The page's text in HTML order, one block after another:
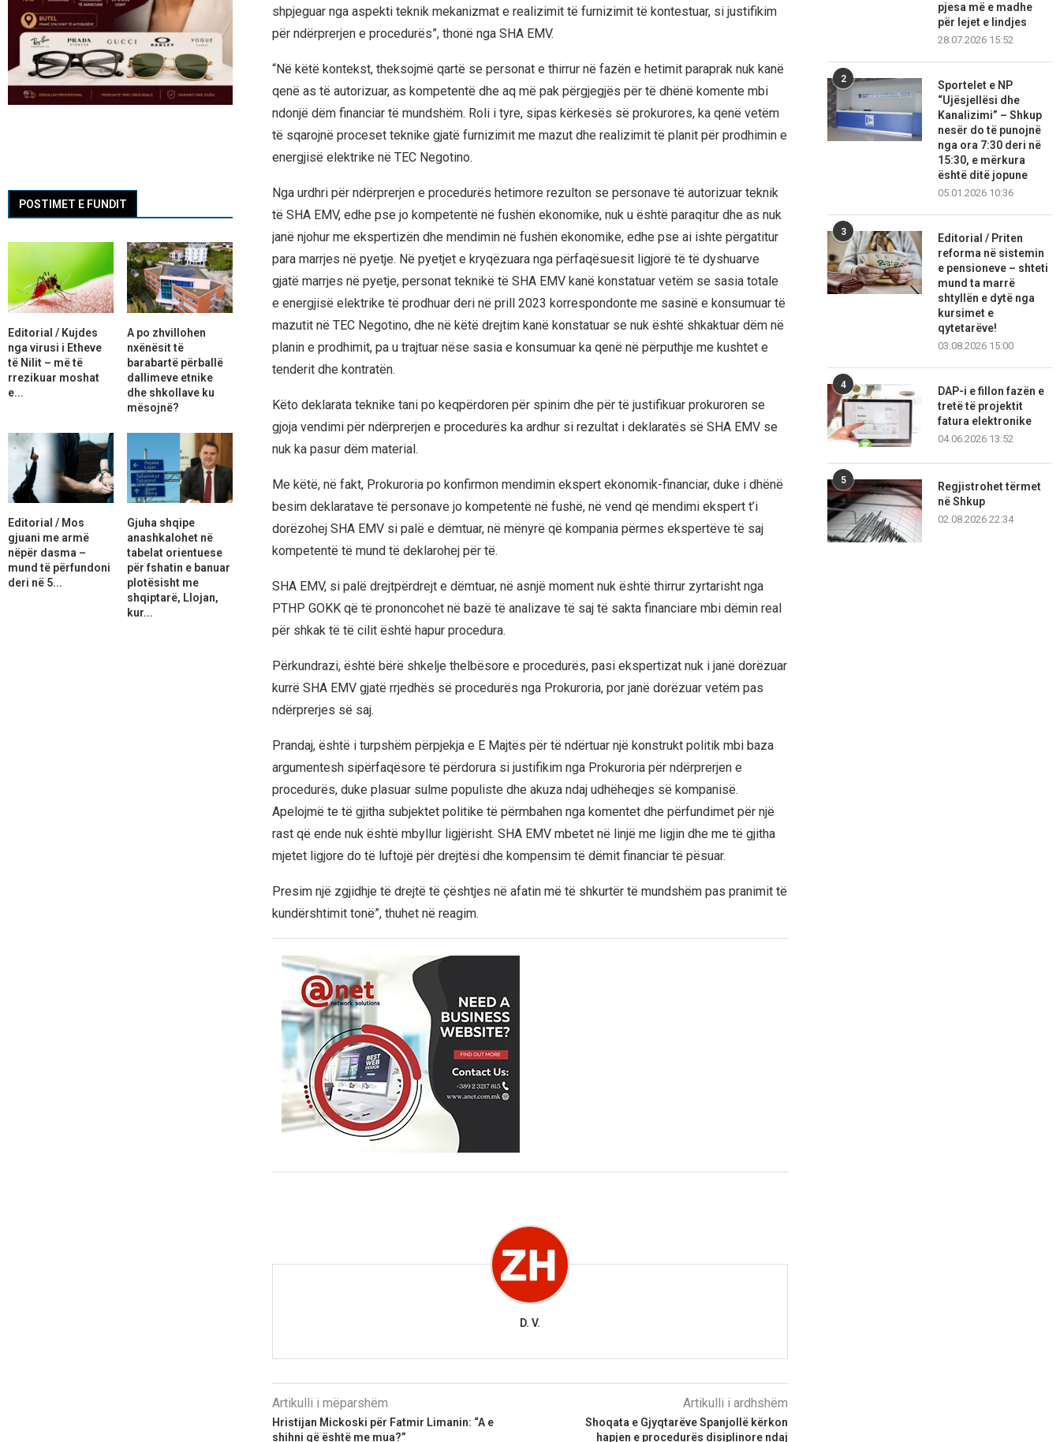
shpjeguar nga aspekti teknik mekanizmat e realizimit të furnizimit të kontestuar, si justifikim
për ndërprerjen e procedurës”, thonë nga SHA EMV.
“Në këtë kontekst, theksojmë qartë se personat e thirrur në fazën e hetimit paraprak nuk kanë
qenë as të autorizuar, as kompetentë dhe aq më pak përgjegjës për të dhënë komente mbi
ndonjë dëm financiar të mundshëm. Roli i tyre, sipas kërkesës së prokurores, ka qenë vetëm
të sqarojnë proceset teknike gjatë furnizimit me mazut dhe realizimit të planit për prodhimin e
energjisë elektrike në TEC Negotino.
Nga urdhri për ndërprerjen e procedurës hetimore rezulton se personave të autorizuar teknik
të SHA EMV, edhe pse jo kompetentë në fushën ekonomike, nuk u është paraqitur dhe as nuk
janë njohur me ekspertizën dhe mendimin në fushën ekonomike, edhe pse ai ishte përgatitur
para marrjes në pyetje. Në pyetjet e kryqëzuara nga përfaqësuesit ligjorë të të dyshuarve
gjatë marrjes në pyetje, personat teknikë të SHA EMV kanë konstatuar vetëm se sasia totale
e energjisë elektrike të prodhuar deri në prill 2023 korrespondonte me sasinë e konsumuar të
mazutit në TEC Negotino, dhe në këtë drejtim kanë konstatuar se nuk është shkaktuar dëm në
planin e prodhimit, pa u trajtuar nëse sasia e konsumuar ka qenë në përputhje me kushtet e
tenderit dhe kontratën.
Këto deklarata teknike tani po keqpërdoren për spinim dhe për të justifikuar prokuroren se
gjoja vendimi për ndërprerjen e procedurës ka ardhur si rezultat i deklaratës së SHA EMV se
nuk ka pasur dëm material.
Me këtë, në fakt, Prokuroria po konfirmon mendimin ekspert ekonomik-financiar, duke i dhënë
besim deklaratave të personave jo kompetentë në fushë, në vend që mendimi ekspert t’i
dorëzohej SHA EMV si palë e dëmtuar, në mënyrë që kompania përmes ekspertëve të saj
kompetentë të mund të deklarohej për të.
SHA EMV, si palë drejtpërdrejt e dëmtuar, në asnjë moment nuk është thirrur zyrtarisht nga
PTHP GOKK që të prononcohet në bazë të analizave të saj të sakta financiare mbi dëmin real
për shkak të të cilit është hapur procedura.
Përkundrazi, është bërë shkelje thelbësore e procedurës, pasi ekspertizat nuk i janë dorëzuar
kurrë SHA EMV gjatë rrjedhës së procedurës nga Prokuroria, por janë dorëzuar vetëm pas
ndërprerjes së saj.
Prandaj, është i turpshëm përpjekja e E Majtës për të ndërtuar një konstrukt politik mbi baza
argumentesh sipërfaqësore të përdorura si justifikim nga Prokuroria për ndërprerjen e
procedurës, duke plasuar sulme populiste dhe akuza ndaj udhëheqjes së kompanisë.
Apelojmë te të gjitha subjektet politike të përmbahen nga komentet dhe përfundimet për një
rast që ende nuk është mbyllur ligjërisht. SHA EMV mbetet në linjë me ligjin dhe me të gjitha
mjetet ligjore do të luftojë për drejtësi dhe kompensim të dëmit financiar të pësuar.
Presim një zgjidhje të drejtë të çështjes në afatin më të shkurtër të mundshëm pas pranimit të
kundërshtimit tonë”, thuhet në reagim.
D. V.
Artikulli i mëparshëm
Hristijan Mickoski për Fatmir Limanin: “A e
shihni që është me mua?”
Artikulli i ardhshëm
Shoqata e Gjyqtarëve Spanjollë kërkon
hapjen e procedurës disiplinore ndaj
pjesa më e madhe
për lejet e lindjes
28.07.2026 15:52
2
Sportelet e NP
“Ujësjellësi dhe
Kanalizimi” – Shkup
nesër do të punojnë
nga ora 7:30 deri në
15:30, e mërkura
është ditë jopune
05.01.2026 10:36
3
Editorial / Priten
reforma në sistemin
e pensioneve – shteti
mund ta marrë
shtyllën e dytë nga
kursimet e
qytetarëve!
03.08.2026 15:00
4
DAP-i e fillon fazën e
tretë të projektit
fatura elektronike
04.06.2026 13:52
5
Regjistrohet tërmet
në Shkup
02.08.2026 22:34
POSTIMET E FUNDIT
Editorial / Kujdes
nga virusi i Etheve
të Nilit – më të
rrezikuar moshat
e...
A po zhvillohen
nxënësit të
barabartë përballë
dallimeve etnike
dhe shkollave ku
mësojnë?
Editorial / Mos
gjuani me armë
nëpër dasma –
mund të përfundoni
deri në 5...
Gjuha shqipe
anashkalohet në
tabelat orientuese
për fshatin e banuar
plotësisht me
shqiptarë, Llojan,
kur...